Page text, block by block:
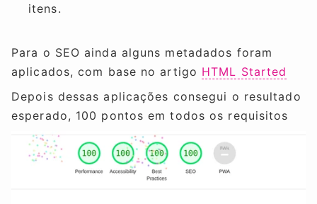
itens.
Para o SEO ainda alguns metadados foram
aplicados, com base no artigo HTML Started
Depois dessas aplicações consegui o resultado
esperado, 100 pontos em todos os requisitos